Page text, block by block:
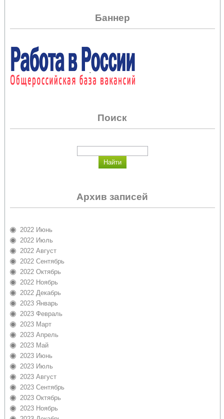
Баннер
Поиск
Архив записей
2022 Июнь
2022 Июль
2022 Август
2022 Сентябрь
2022 Октябрь
2022 Ноябрь
2022 Декабрь
2023 Январь
2023 Февраль
2023 Март
2023 Апрель
2023 Май
2023 Июнь
2023 Июль
2023 Август
2023 Сентябрь
2023 Октябрь
2023 Ноябрь